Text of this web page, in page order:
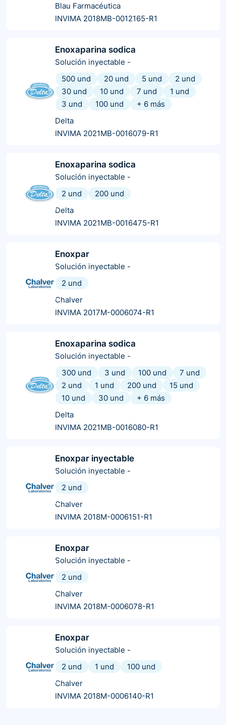
Blau Farmacéutica
INVIMA 2018MB-0012165-R1
Enoxaparina sodica
Solución inyectable -
500 und
20 und 5 und
2 und
30 und
10 und 7 und
1 und
3 und
100 und + 6 más
Delta
INVIMA 2021MB-0016079-R1
Enoxaparina sodica
Solución inyectable -
2 und
200 und
Delta
INVIMA 2021MB-0016475-R1
Enoxpar
Solución inyectable -
2 und
Chalver
INVIMA 2017M-0006074-R1
Enoxaparina sodica
Solución inyectable -
300 und
3 und 100 und
7 und
2 und
1 und 200 und
15 und
10 und
30 und + 6 más
Delta
INVIMA 2021MB-0016080-R1
Enoxpar inyectable
Solución inyectable -
2 und
Chalver
INVIMA 2018M-0006151-R1
Enoxpar
Solución inyectable -
2 und
Chalver
INVIMA 2018M-0006078-R1
Enoxpar
Solución inyectable -
2 und
1 und
100 und
Chalver
INVIMA 2018M-0006140-R1